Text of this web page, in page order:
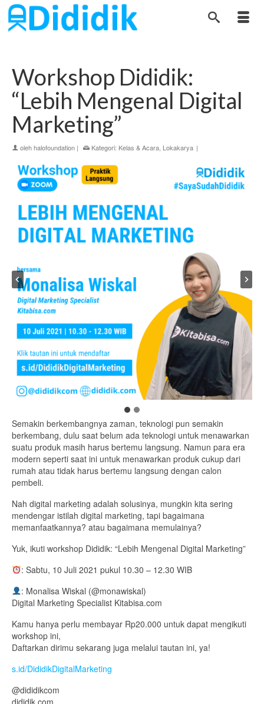
Workshop Dididik:
“Lebih Mengenal Digital
Marketing”
olehhalofoundation | Kategori: Kelas & Acara Lokakarya |
Semakin berkembangnya zaman, teknologi pun semakin
berkembang, dulu saat belum ada teknologi untuk menawarkan
suatu produk masih harus bertemu langsung. Namun para era
modern seperti saat ini untuk menawarkan produk cukup dari
rumah atau tidak harus bertemu langsung dengan calon
pembeli.
Nah digital marketing adalah solusinya, mungkin kita sering
mendengar istilah digital marketing, tapi bagaimana
memanfaatkannya? atau bagaimana memulainya?
Yuk, ikuti workshop Dididik: “Lebih Mengenal Digital Marketing”
: Sabtu, 10 Juli 2021 pukul 10.30 – 12.30 WIB
: Monalisa Wiskal (@monawiskal)
Digital Marketing Specialist Kitabisa.com
Kamu hanya perlu membayar Rp20.000 untuk dapat mengikuti
workshop ini,
Daftarkan dirimu sekarang juga melalui tautan ini, ya!
s.id/DididikDigitalMarketing
@dididikcom
dididik.com